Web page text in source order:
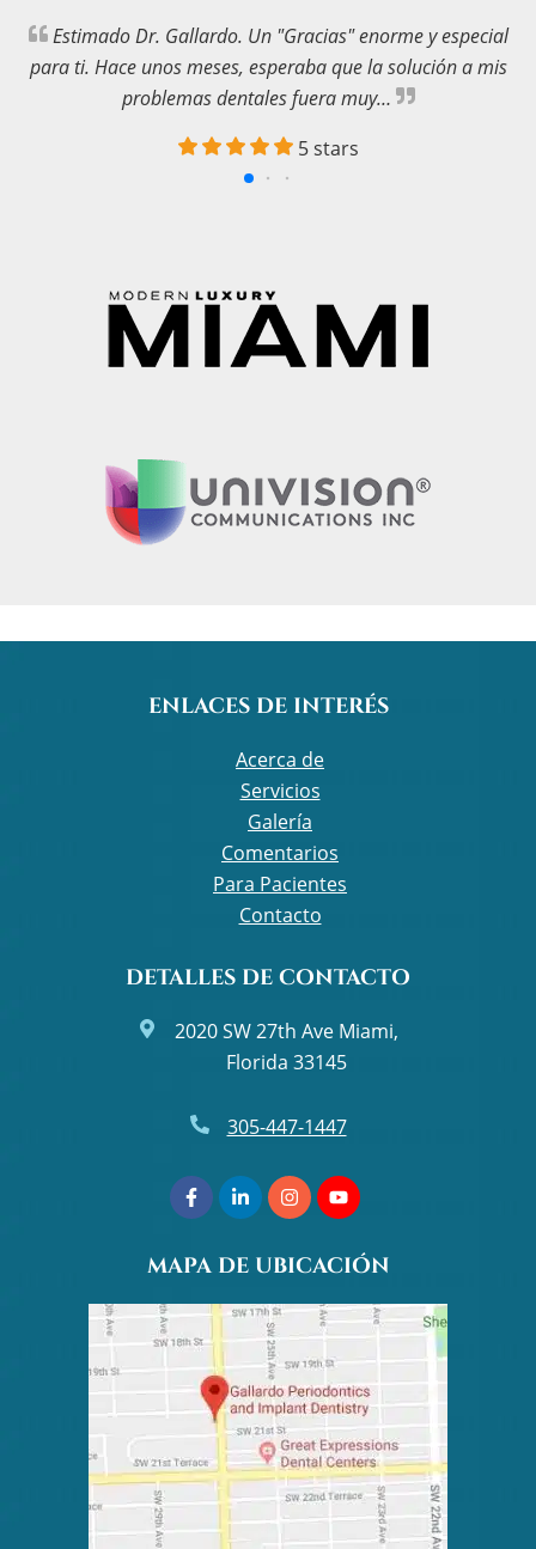
Estimado Dr. Gallardo. Un "Gracias" enorme y especial
para ti. Hace unos meses, esperaba que la solución a mis
problemas dentales fuera muy…
5 stars
ENLACES DE INTERÉS
Acerca de
Servicios
Galería
Comentarios
Para Pacientes
Contacto
DETALLES DE CONTACTO
2020 SW 27th Ave Miami,
Florida 33145
305-447-1447
Facebook
in
a
new
tab)
Linkedin
in
a
new
tab)
Instagram
in
a
new
tab)
Youtube
in
a
new
tab)
MAPA DE UBICACIÓN